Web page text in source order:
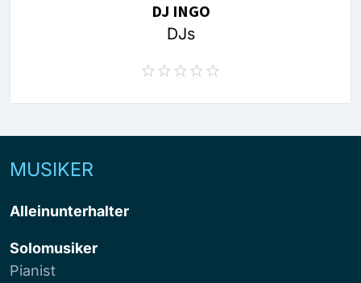
DJ INGO
DJs
MUSIKER
Alleinunterhalter
Solomusiker
Pianist